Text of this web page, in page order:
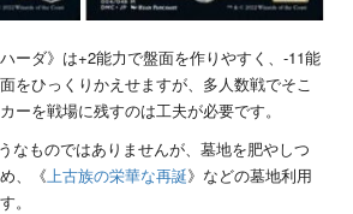
ーダ》は+2能力で盤面を作りやすく、 -11能
をひっくりかえせますが、多人数戦でそこ
ーを戦場に残すのは工夫が必要です。
なものではありませんが、墓地を肥やしつ
、《上古族の栄華な再誕》などの墓地利用
。